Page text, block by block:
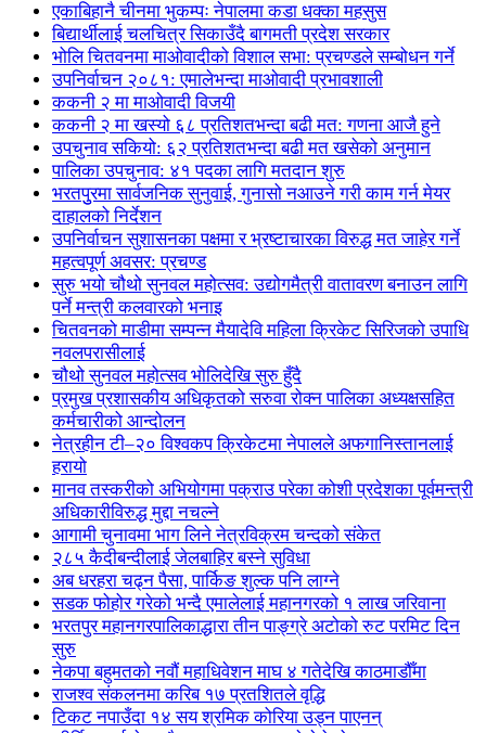
एकाबिहानै चीनमा भुकम्पः नेपालमा कडा धक्का महसुस
बिद्यार्थीलाई चलचित्र सिकाउँदै बागमती प्रदेश सरकार
भोलि चितवनमा माओवादीको विशाल सभा: प्रचण्डले सम्बोधन गर्ने
उपनिर्वाचन २०८१: एमालेभन्दा माओवादी प्रभावशाली
ककनी २ मा माओवादी विजयी
ककनी २ मा खस्यो ६८ प्रतिशतभन्दा बढी मत: गणना आजै हुने
उपचुनाव सकियो: ६२ प्रतिशतभन्दा बढी मत खसेको अनुमान
पालिका उपचुनाव: ४१ पदका लागि मतदान शुरु
भरतपुुरमा सार्वजनिक सुनुवाई, गुनासो नआउने गरी काम गर्न मेयर
दाहालको निर्देशन
उपनिर्वाचन सुशासनका पक्षमा र भ्रष्टाचारका विरुद्ध मत जाहेर गर्ने
महत्वपूर्ण अवसर: प्रचण्ड
सुरु भयो चौथो सुनवल महोत्सव: उद्योगमैत्री वातावरण बनाउन लागि
पर्ने मन्त्री कलवारको भनाइ
चितवनको माडीमा सम्पन्न मैयादेवि महिला क्रिकेट सिरिजको उपाधि
नवलपरासीलाई
चौथो सुनवल महोत्सव भोलिदेखि सुरु हुँदै
प्रमुख प्रशासकीय अधिकृतको सरुवा रोक्न पालिका अध्यक्षसहित
कर्मचारीको आन्दोलन
नेत्रहीन टी–२० विश्वकप क्रिकेटमा नेपालले अफगानिस्तानलाई
हरायो
मानव तस्करीको अभियोगमा पक्राउ परेका कोशी प्रदेशका पूर्वमन्त्री
अधिकारीविरुद्ध मुद्दा नचल्ने
आगामी चुनावमा भाग लिने नेत्रविक्रम चन्दको संकेत
२८५ कैदीबन्दीलाई जेलबाहिर बस्ने सुविधा
अब धरहरा चढ्न पैसा, पार्किङ शुल्क पनि लाग्ने
सडक फोहोर गरेको भन्दै एमालेलाई महानगरको १ लाख जरिवाना
भरतपुर महानगरपालिकाद्धारा तीन पाङ्ग्रे अटोको रुट परमिट दिन
सुरु
नेकपा बहुमतको नवौं महाधिवेशन माघ ४ गतेदेखि काठमाडौँमा
राजश्व संकलनमा करिब १७ प्रतशितले वृद्धि
टिकट नपाउँदा १४ सय श्रमिक कोरिया उड्न पाएनन्